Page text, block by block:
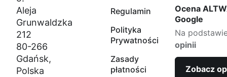
Aleja
Grunwaldzka
212
80-266
Gdańsk,
Polska
Regulamin
Polityka
Prywatności
Zasady
płatności
Ocena
Google
Na
opinii
Zobacz